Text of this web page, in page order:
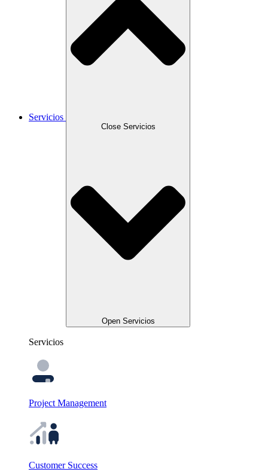
Servicios
Close Servicios
Open Servicios
Servicios
Project Management
Customer Success